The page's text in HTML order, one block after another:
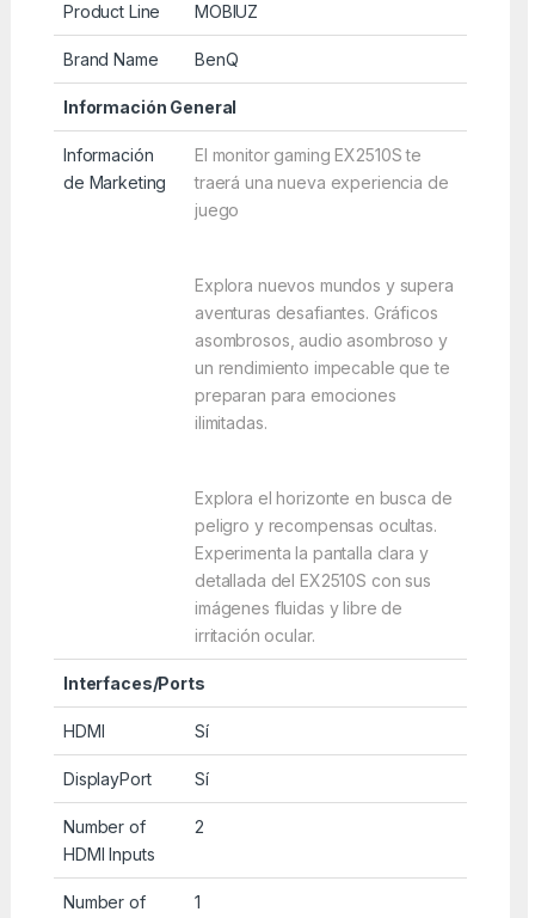
Product Line MOBIUZ
Brand Name BenQ
Información General
Información
de Marketing
El monitor gaming EX2510S te
traerá una nueva experiencia de
juego
Explora nuevos mundos y supera
aventuras desafiantes. Gráficos
asombrosos, audio asombroso y
un rendimiento impecable que te
preparan para emociones
ilimitadas.
Explora el horizonte en busca de
peligro y recompensas ocultas.
Experimenta la pantalla clara y
detallada del EX2510S con sus
imágenes fluidas y libre de
irritación ocular.
Interfaces/Ports
HDMI Sí
DisplayPort Sí
Number of
HDMI Inputs
2
Number of
1